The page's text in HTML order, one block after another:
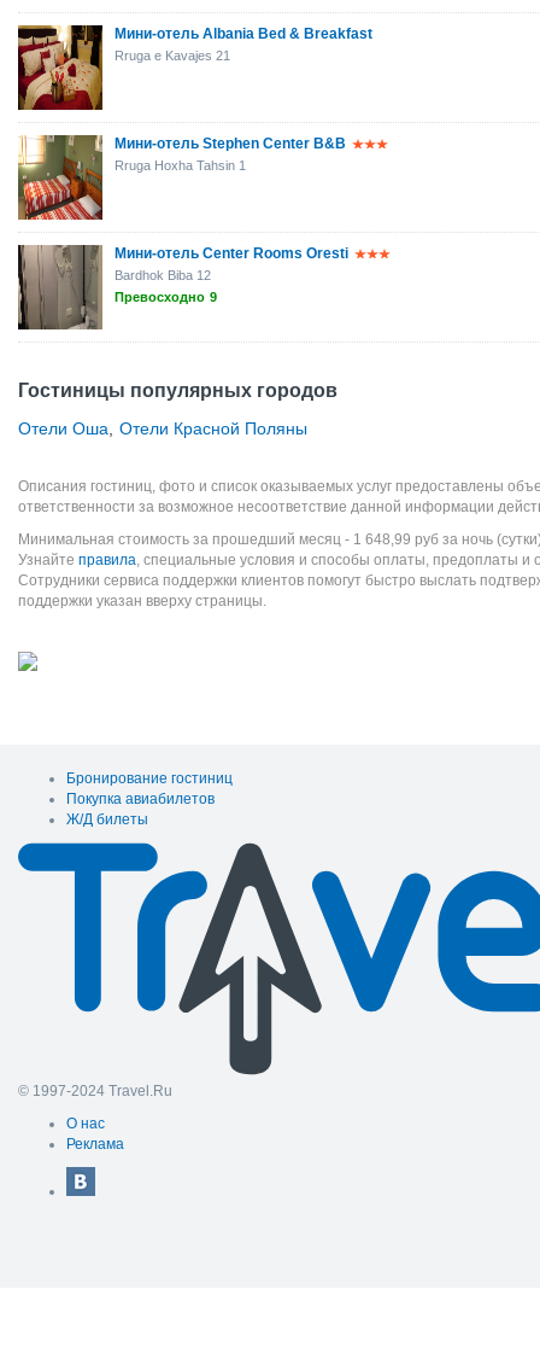
Мини-отель Albania Bed & Breakfast
Rruga e Kavajes 21
Мини-отель Stephen Center B&B
Rruga Hoxha Tahsin 1
Мини-отель Center Rooms Oresti
Bardhok Biba 12
Превосходно 9
Гостиницы популярных городов
Отели Оша Отели Красной Поляны
Описания гостиниц, фото и список оказываемых услуг предоставлены
ответственности за возможное несоответствие данной информации
Минимальная стоимость за прошедший месяц - 1 648,99 руб за ночь
Узнайте правила, специальные условия и способы оплаты, предоплаты и
Сотрудники сервиса поддержки клиентов помогут быстро выслать
поддержки указан вверху страницы.
Бронирование гостиниц
Покупка авиабилетов
Ж/Д билеты
© 1997-2024 Travel.Ru
О нас
Реклама